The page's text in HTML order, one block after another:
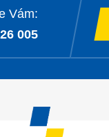
Vám:
005